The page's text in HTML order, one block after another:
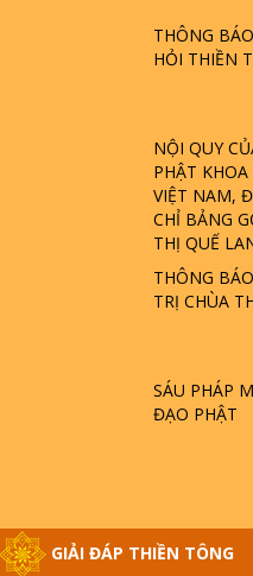
THÔNG
HỎI THIỀN
NỘI QUY
PHẬT
VIỆT NAM,
CHỈ BẢNG
THỊ QUẾ
THÔNG
TRỊ CHÙA
SÁU PHÁP
ĐẠO PHẬT
GIẢI ĐÁP THIỀN TÔNG
PHẬT GIỚI
TTTD
LÀ AI? QUỶ
GIẢI ĐÁP
SAO TRÁI
- HỎA HOẠN |
GIẢI ĐÁP
GIẢI ĐÁP VỀ
GIẢI ĐÁP
- BÁC